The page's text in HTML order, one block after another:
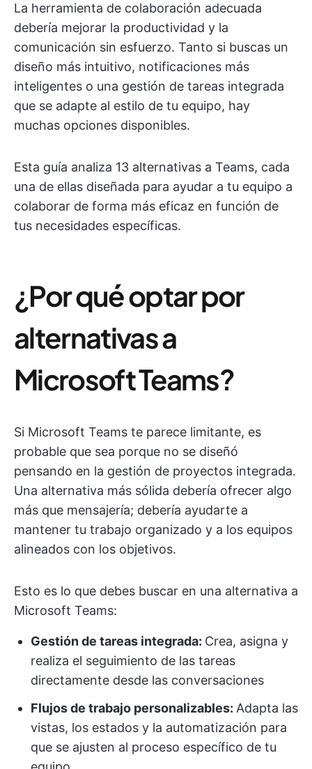
La herramienta de colaboración adecuada
debería mejorar la productividad y la
comunicación sin esfuerzo. Tanto si buscas un
diseño más intuitivo, notificaciones más
inteligentes o una gestión de tareas integrada
que se adapte al estilo de tu equipo, hay
muchas opciones disponibles.
Esta guía analiza 13 alternativas a Teams, cada
una de ellas diseñada para ayudar a tu equipo a
colaborar de forma más eficaz en función de
tus necesidades específicas.
¿Por qué optar por
alternativas a
Microsoft Teams?
Si Microsoft Teams te parece limitante, es
probable que sea porque no se diseñó
pensando en la gestión de proyectos integrada.
Una alternativa más sólida debería ofrecer algo
más que mensajería; debería ayudarte a
mantener tu trabajo organizado y a los equipos
alineados con los objetivos.
Esto es lo que debes buscar en una alternativa a
Microsoft Teams:
Gestión de tareas integrada: Crea, asigna y
realiza el seguimiento de las tareas
directamente desde las conversaciones
Flujos de trabajo personalizables: Adapta las
vistas, los estados y la automatización para
que se ajusten al proceso específico de tu